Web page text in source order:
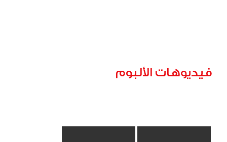
فيديوهات الألبوم